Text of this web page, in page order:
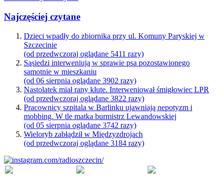
Najczęściej czytane
Dzieci wpadły do zbiornika przy ul. Komuny Paryskiej w
Szczecinie
(od przedwczoraj oglądane 5411 razy)
Sąsiedzi interweniują w sprawie psa pozostawionego
samotnie w mieszkaniu
(od 06 sierpnia oglądane 3902 razy)
Nastolatek miał rany kłute. Interweniował śmigłowiec LPR
(od przedwczoraj oglądane 3822 razy)
Pracownicy szpitala w Barlinku ujawniają nepotyzm i
mobbing. W tle matka burmistrz Lewandowskiej
(od 05 sierpnia oglądane 3742 razy)
Wieloryb zabłądził w Międzyzdrojach
(od przedwczoraj oglądane 3184 razy)